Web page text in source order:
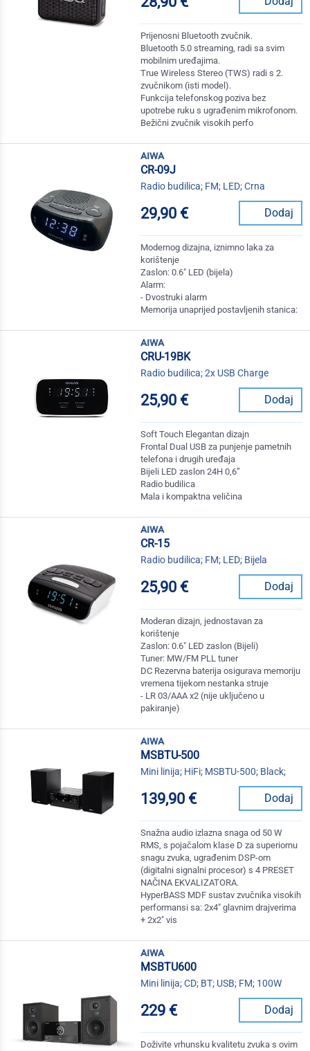
Prijenosni Bluetooth zvučnik.
Bluetooth 5.0 streaming, radi sa svim
mobilnim uređajima.
True Wireless Stereo (TWS) radi s 2.
zvučnikom (isti model).
Funkcija telefonskog poziva bez
upotrebe ruku s ugrađenim mikrofonom.
Bežični zvučnik visokih perfo
aiwa
CR-09J
Radio budilica; FM; LED; Crna
29,90 € Dodaj
Modernog dizajna, iznimno laka za
korištenje
Zaslon: 0.6" LED (bijela)
Alarm:
- Dvostruki alarm
Memorija unaprijed postavljenih stanica:
aiwa
CRU-19BK
Radio budilica; 2x USB Charge
25,90 € Dodaj
Soft Touch Elegantan dizajn
Frontal Dual USB za punjenje pametnih
telefona i drugih uređaja
Bijeli LED zaslon 24H 0,6”
Radio budilica
Mala i kompaktna veličina
aiwa
CR-15
Radio budilica; FM; LED; Bijela
25,90 € Dodaj
Moderan dizajn, jednostavan za
korištenje
Zaslon: 0.6" LED zaslon (Bijeli)
Tuner: MW/FM PLL tuner
DC Rezervna baterija osigurava memoriju
vremena tijekom nestanka struje
- LR 03/AAA x2 (nije uključeno u
pakiranje)
aiwa
MSBTU-500
Mini linija; HiFi; MSBTU-500; Black;
139,90 € Dodaj
Snažna audio izlazna snaga od 50 W
RMS, s pojačalom klase D za superiornu
snagu zvuka, ugrađenim DSP-om
(digitalni signalni procesor) s 4 PRESET
NAČINA EKVALIZATORA.
HyperBASS MDF sustav zvučnika visokih
performansi sa: 2x4" glavnim drajverima
+ 2x2" vis
aiwa
MSBTU600
Mini linija; CD; BT; USB; FM; 100W
229 € Dodaj
Doživite vrhunsku kvalitetu zvuka s ovim